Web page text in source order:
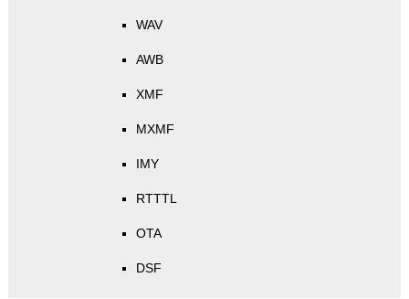
WAV
AWB
XMF
MXMF
IMY
RTTTL
OTA
DSF